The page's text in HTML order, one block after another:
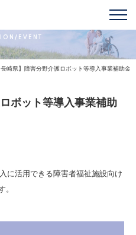
ント情報
EVENT
長崎県】障害分野介護ロボット等導入事業補助金
ボット等導入事業補助
に活用できる障害者福祉施設向け